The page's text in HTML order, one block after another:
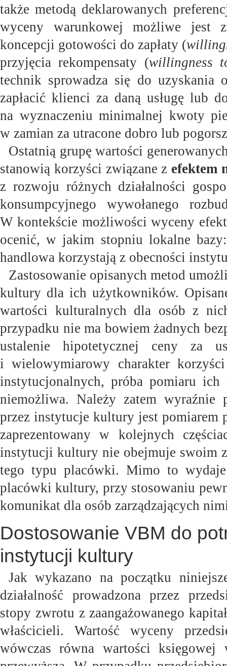
także metodą deklarowanych
wyceny warunkowej możliwe jest
koncepcji gotowości do zapłaty (
przyjęcia rekompensaty (willingness
technik sprowadza się do uzyskania
zapłacić klienci za daną usługę lub
na wyznaczeniu minimalnej kwoty
w zamian za utracone dobro lub
Ostatnią grupę wartości
stanowią korzyści związane z efektem
z rozwoju różnych działalności
konsumpcyjnego wywołanego
W kontekście możliwości wyceny
ocenić, w jakim stopniu lokalne
handlowa korzystają z obecności
Zastosowanie opisanych metod
kultury dla ich użytkowników.
wartości kulturalnych dla osób z
przypadku nie ma bowiem żadnych
ustalenie hipotetycznej ceny za
i wielowymiarowy charakter
instytucjonalnych, próba pomiaru
niemożliwa. Należy zatem wyraźnie
przez instytucje kultury jest pomiarem
zaprezentowany w kolejnych
instytucji kultury nie obejmuje swoim
tego typu placówki. Mimo to
placówki kultury, przy stosowaniu
komunikat dla osób zarządzających
Dostosowanie VBM do
instytucji kultury
Jak wykazano na początku
działalność prowadzona przez
stopy zwrotu z zaangażowanego
właścicieli. Wartość wyceny
wówczas równa wartości księgowej